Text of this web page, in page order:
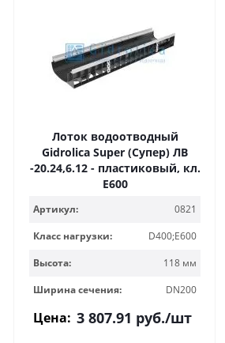
Лоток водоотводный
Gidrolica Super (Супер) ЛВ
-20.24,6.12 - пластиковый, кл.
Е600
Артикул:
0821
Класс нагрузки:
D400;E600
Высота:
118 мм
Ширина сечения:
DN200
Цена: 3 807.91 руб./шт